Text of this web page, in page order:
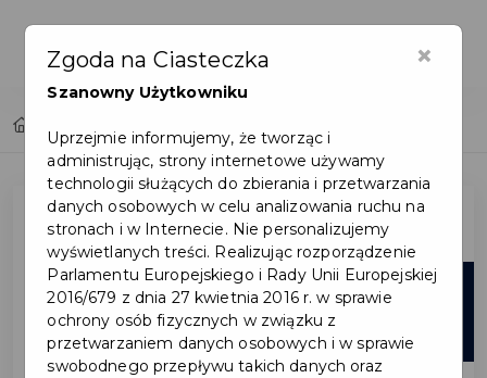
06
×
Zgoda na Ciasteczka
Szanowny Użytkowniku
Uprzejmie informujemy, że tworząc i
administrując, strony internetowe używamy
technologii służących do zbierania i przetwarzania
danych osobowych w celu analizowania ruchu na
stronach i w Internecie. Nie personalizujemy
wyświetlanych treści. Realizując rozporządzenie
Parlamentu Europejskiego i Rady Unii Europejskiej
2016/679 z dnia 27 kwietnia 2016 r. w sprawie
ochrony osób fizycznych w związku z
przetwarzaniem danych osobowych i w sprawie
swobodnego przepływu takich danych oraz